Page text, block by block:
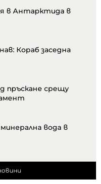
в Антарктида в
Кораб заседна
пръскане срещу
вода в